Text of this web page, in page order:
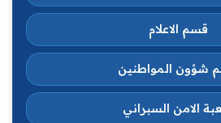
قسم الاعلام
شؤون المواطنين
الامن السبراني